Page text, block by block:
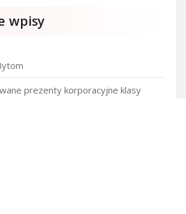
wpisy
prezenty korporacyjne klasy